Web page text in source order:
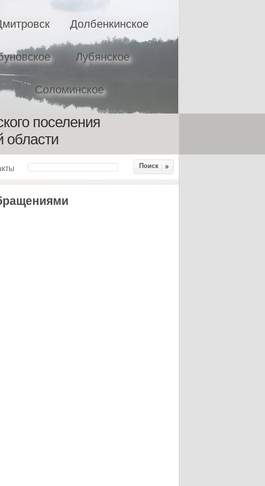
Долбенкинское
Лубянское
Соломинское
поселения
области
Поиск